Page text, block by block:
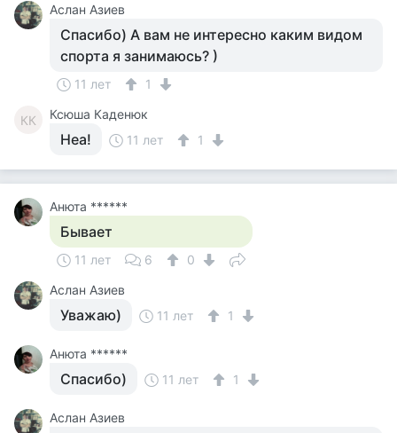
Аслан Азиев
Спасибо) А вам не интересно каким видом
спорта я занимаюсь? )
11 лет 1
КК Ксюша Каденюк
Неа! 11 лет 1
Анюта ******
Бывает
11 лет 6
0
Аслан Азиев
Уважаю) 11 лет 1
Анюта ******
Спасибо) 11 лет 1
Аслан Азиев